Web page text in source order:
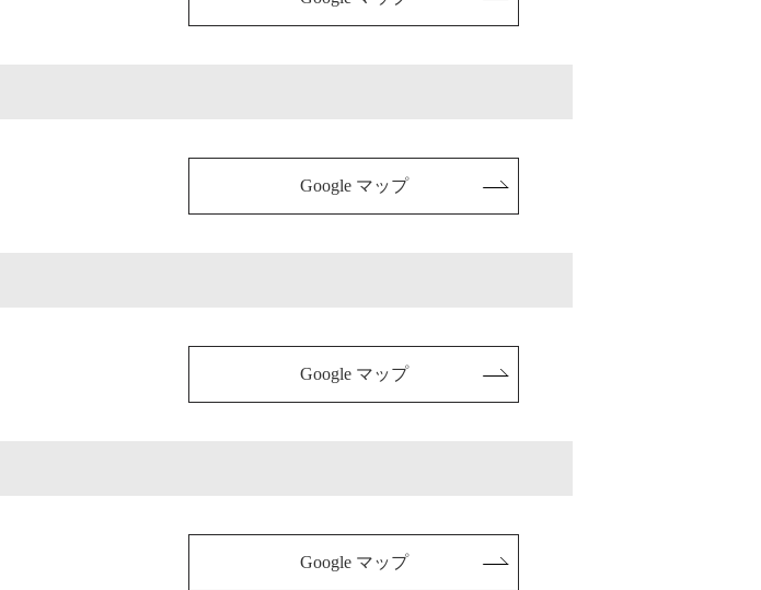
Google マップ
Google マップ
Google マップ